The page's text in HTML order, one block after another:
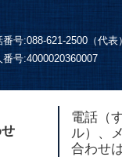
番号:088-621-2500（代表）
番号:4000020360007
電話（
ル）、
合わせ